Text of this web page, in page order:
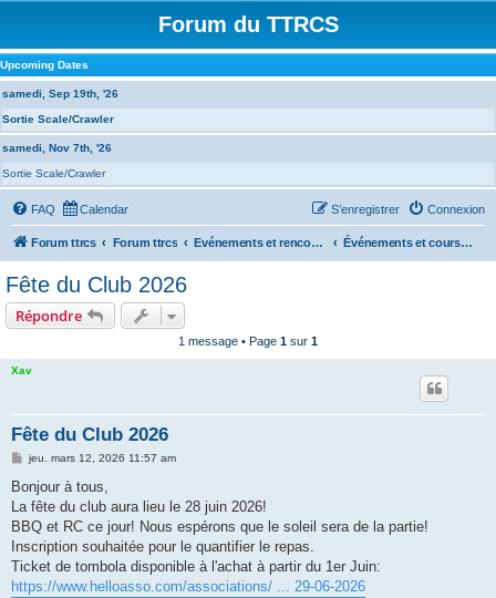
Forum du TTRCS
Upcoming Dates
samedi, Sep 19th, '26
Sortie Scale/Crawler
samedi, Nov 7th, '26
Sortie Scale/Crawler
FAQ Calendar Connexion
S’enregistrer
Forum ttrcs Forum ttrcs Evénements et rencontres Événements et courses à la GRENOUILLERE
Fête du Club 2026
Répondre
1 message • Page 1 sur 1
Xav
Fête du Club 2026
M
s
a
g
jeu. mars 12, 2026 11:57 am
Bonjour à tous,
La fête du club aura lieu le 28 juin 2026!
BBQ et RC ce jour! Nous espérons que le soleil sera de la partie!
Inscription souhaitée pour le quantifier le repas.
Ticket de tombola disponible à l'achat à partir du 1er Juin:
https://www.helloasso.com/associations/ ... 29-06-2026